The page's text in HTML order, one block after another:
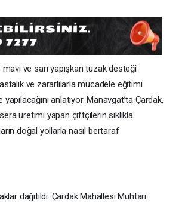
ve sarı yapışkan tuzak desteği
ve zararlılarla mücadele eğitimi
anlatıyor. Manavgat’ta Çardak,
üretimi yapan çiftçilerin sıklıkla
doğal yollarla nasıl bertaraf
dağıtıldı. Çardak Mahallesi Muhtarı